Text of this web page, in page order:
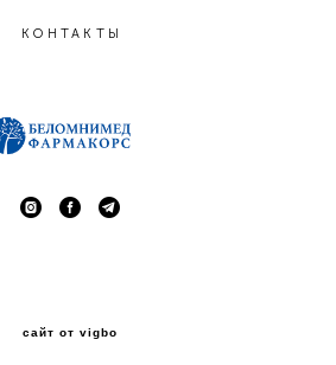
КОНТАКТЫ
сайт от vigbo